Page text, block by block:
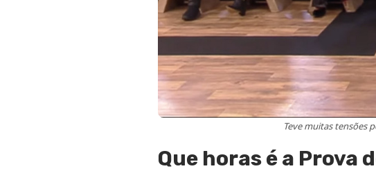
Teve muitas tensões
Que horas é a Prova